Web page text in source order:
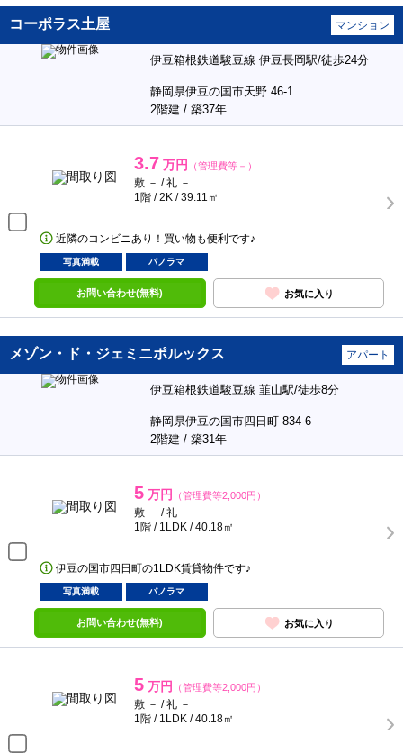
コーポラス土屋 マンション
伊豆箱根鉄道駿豆線 伊豆長岡駅/徒歩24分
静岡県伊豆の国市天野 46-1
2階建 / 築37年
3.7 万円 （管理費等－）
敷 － / 礼 －
1階 / 2K / 39.11㎡
近隣のコンビニあり！買い物も便利です♪
写真満載 パノラマ
お問い合わせ(無料) お気に入り
メゾン・ド・ジェミニポルックス アパート
伊豆箱根鉄道駿豆線 韮山駅/徒歩8分
静岡県伊豆の国市四日町 834-6
2階建 / 築31年
5 万円 （管理費等2,000円）
敷 － / 礼 －
1階 / 1LDK / 40.18㎡
伊豆の国市四日町の1LDK賃貸物件です♪
写真満載 パノラマ
お問い合わせ(無料) お気に入り
5 万円 （管理費等2,000円）
敷 － / 礼 －
1階 / 1LDK / 40.18㎡